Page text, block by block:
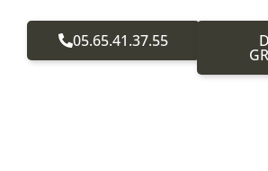
05.65.41.37.55